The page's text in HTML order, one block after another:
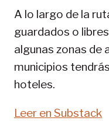
A lo largo de la
guardados o
algunas zonas de
municipios
hoteles.
Leer en Substack